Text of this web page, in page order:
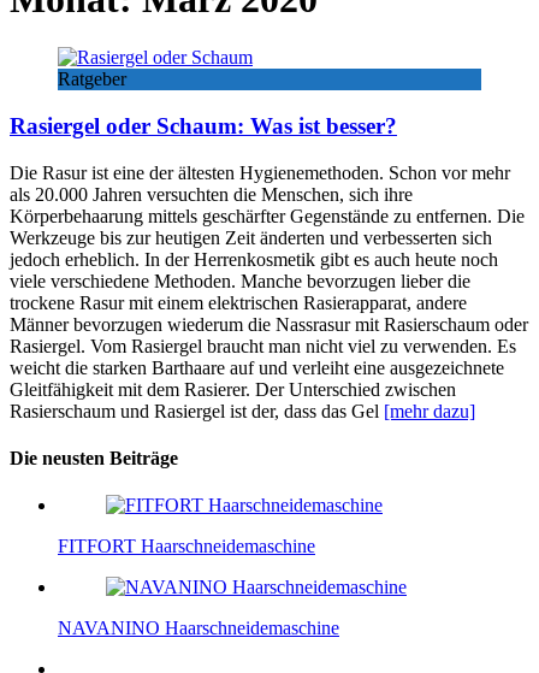
Ratgeber
Rasiergel oder Schaum: Was ist besser?
Die Rasur ist eine der ältesten Hygienemethoden. Schon vor mehr
als 20.000 Jahren versuchten die Menschen, sich ihre
Körperbehaarung mittels geschärfter Gegenstände zu entfernen. Die
Werkzeuge bis zur heutigen Zeit änderten und verbesserten sich
jedoch erheblich. In der Herrenkosmetik gibt es auch heute noch
viele verschiedene Methoden. Manche bevorzugen lieber die
trockene Rasur mit einem elektrischen Rasierapparat, andere
Männer bevorzugen wiederum die Nassrasur mit Rasierschaum oder
Rasiergel. Vom Rasiergel braucht man nicht viel zu verwenden. Es
weicht die starken Barthaare auf und verleiht eine ausgezeichnete
Gleitfähigkeit mit dem Rasierer. Der Unterschied zwischen
Rasierschaum und Rasiergel ist der, dass das Gel [mehr dazu]
Die neusten Beiträge
FITFORT Haarschneidemaschine
NAVANINO Haarschneidemaschine